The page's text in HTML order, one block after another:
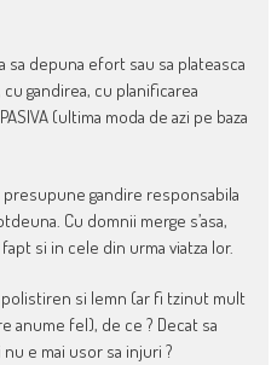
sa depuna efort sau sa plateasca
gandirea, cu planificarea
(ultima moda de azi pe baza
gandire responsabila
Cu domnii merge s’asa,
si in cele din urma viatza lor.
si lemn (ar fi tzinut mult
anume fel), de ce ? Decat sa
e mai usor sa injuri ?